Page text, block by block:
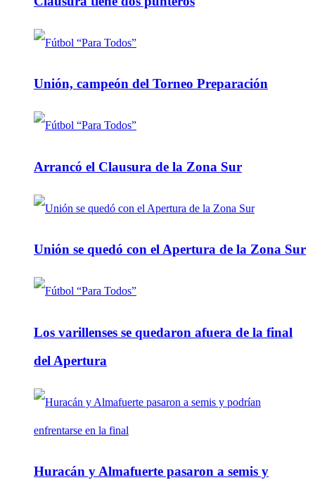
Unión, campeón del Torneo Preparación
Arrancó el Clausura de la Zona Sur
Unión se quedó con el Apertura de la Zona Sur
Los varillenses se quedaron afuera de la final
del Apertura
Huracán y Almafuerte pasaron a semis y